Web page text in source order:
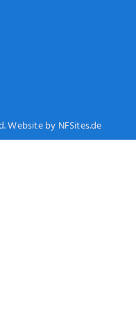
Website by NFSites.de